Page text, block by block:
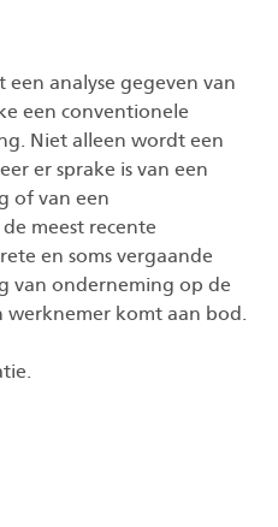
analyse gegeven van
een conventionele
Niet alleen wordt een
er sprake is van een
of van een
meest recente
en soms vergaande
van onderneming op de
komt aan bod.